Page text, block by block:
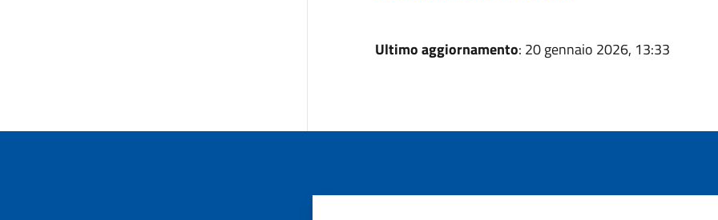
Ultimo aggiornamento: 20 gennaio 2026, 13:33